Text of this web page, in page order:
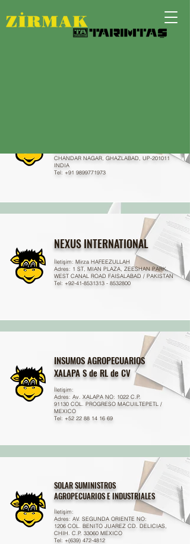
CHANDAR NAGAR, GHAZLABAD, UP-201011
INDIA
Tel: +91 9899771973
NEXUS INTERNATIONAL
İletişim: Mirza HAFEEZULLAH
Adres: 1 ST, MIAN PLAZA, ZEESHAN PARK,
WEST CANAL ROAD FAISALABAD / PAKISTAN
Tel: +92-41-8531313 - 8532800
INSUMOS AGROPECUARIOS
XALAPA S de RL de CV
İletişim:
Adres: Av. XALAPA NO: 1022 C.P.
91130 COL. PROGRESO MACUILTEPETL /
MEXICO
Tel: +52 22 88 14 16 69
SOLAR SUMINISTROS
AGROPECUARIOS EINDUSTRIALES
İletişim:
Adres: AV. SEGUNDA ORIENTE NO:
1206 COL. BENITO JUAREZ CD. DELICIAS,
CHIH. C.P. 33060 MEXICO
Tel: +(639) 472-4812